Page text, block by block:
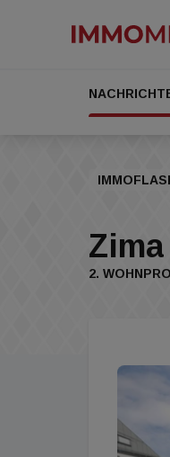
2.